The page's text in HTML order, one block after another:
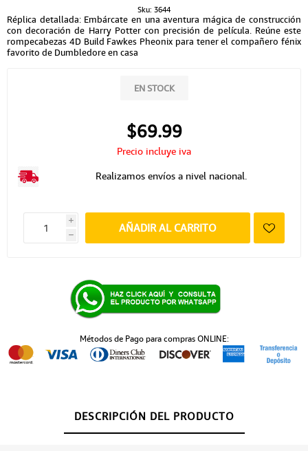
Sku: 3644
Réplica detallada: Embárcate en una aventura mágica de construcción
con decoración de Harry Potter con precisión de película. Reúne este
rompecabezas 4D Build Fawkes Pheonix para tener el compañero fénix
favorito de Dumbledore en casa
EN STOCK
$69.99
Precio incluye iva
Realizamos envíos a nivel nacional.
i
h
AÑADIR AL CARRITO
Métodos de Pago para compras ONLINE:
DESCRIPCIÓN DEL PRODUCTO